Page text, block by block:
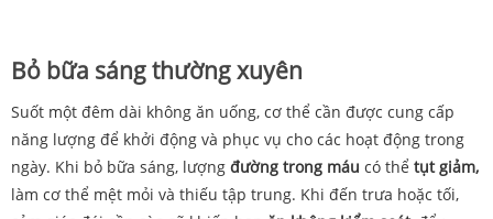
Bỏ bữa sáng thường xuyên
Suốt một đêm dài không ăn uống, cơ thể cần được cung cấp
năng lượng để khởi động và phục vụ cho các hoạt động trong
ngày. Khi bỏ bữa sáng, lượng đường trong máu có thể tụt giảm,
làm cơ thể mệt mỏi và thiếu tập trung. Khi đến trưa hoặc tối,